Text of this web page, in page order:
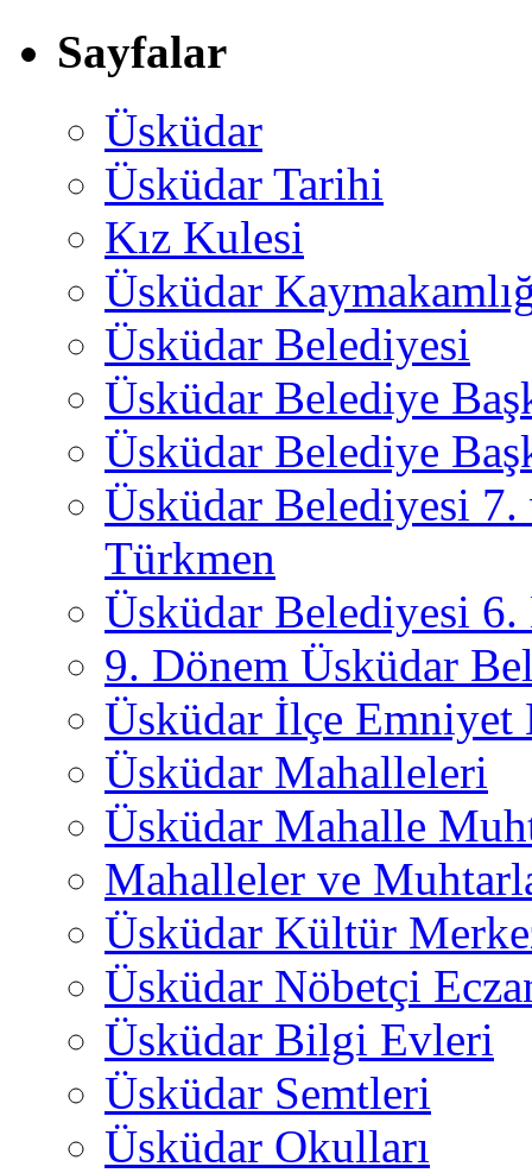
Sayfalar
Üsküdar
Üsküdar Tarihi
Kız Kulesi
Üsküdar
Üsküdar Belediyesi
Üsküdar Belediye
Üsküdar Belediye
Üsküdar Belediyesi
Türkmen
Üsküdar Belediyesi 6.
9. Dönem Üsküdar
Üsküdar İlçe
Üsküdar Mahalleleri
Üsküdar Mahalle
Mahalleler ve
Üsküdar Kültür
Üsküdar Nöbetçi
Üsküdar Bilgi Evleri
Üsküdar Semtleri
Üsküdar Okulları